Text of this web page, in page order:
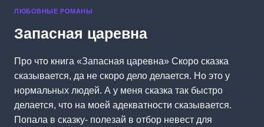
ЛЮБОВНЫЕ РОМАНЫ
Запасная царевна
Про что книга «Запасная царевна» Скоро сказка
сказывается, да не скоро дело делается. Но это у
нормальных людей. А у меня сказка так быстро
делается, что на моей адекватности сказывается.
Попала в сказку- полезай в отбор невест для